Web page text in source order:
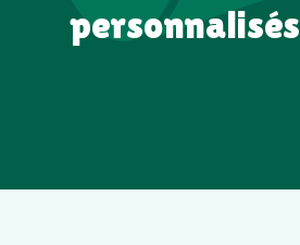
personnalisés